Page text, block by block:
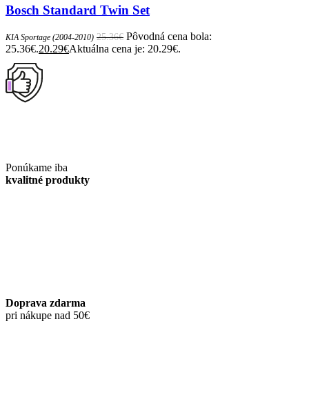
Bosch Standard Twin Set
KIA Sportage (2004-2010) 25.36€ Pôvodná cena bola:
25.36€.20.29€Aktuálna cena je: 20.29€.
Ponúkame iba
kvalitné produkty
Doprava zdarma
pri nákupe nad 50€